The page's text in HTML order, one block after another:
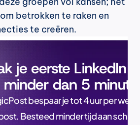
betrokken te raken en
te creëren.
je eerste LinkedIn
minder dan 5
bespaar je tot 4 uur per
Besteed minder tijd aan